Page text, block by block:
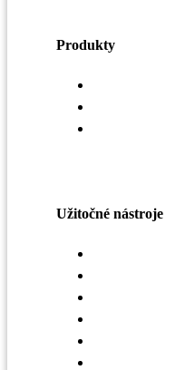
Produkty
Užitočné nástroje